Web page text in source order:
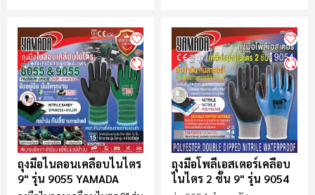
ถุงมือไนลอนเคลือบไนไตร
9" รุ่น 9055 YAMADA
ถุงมือโพลีเอสเตอร์เคลือบ
ไนไตร 2 ชั้น 9" รุ่น 9054